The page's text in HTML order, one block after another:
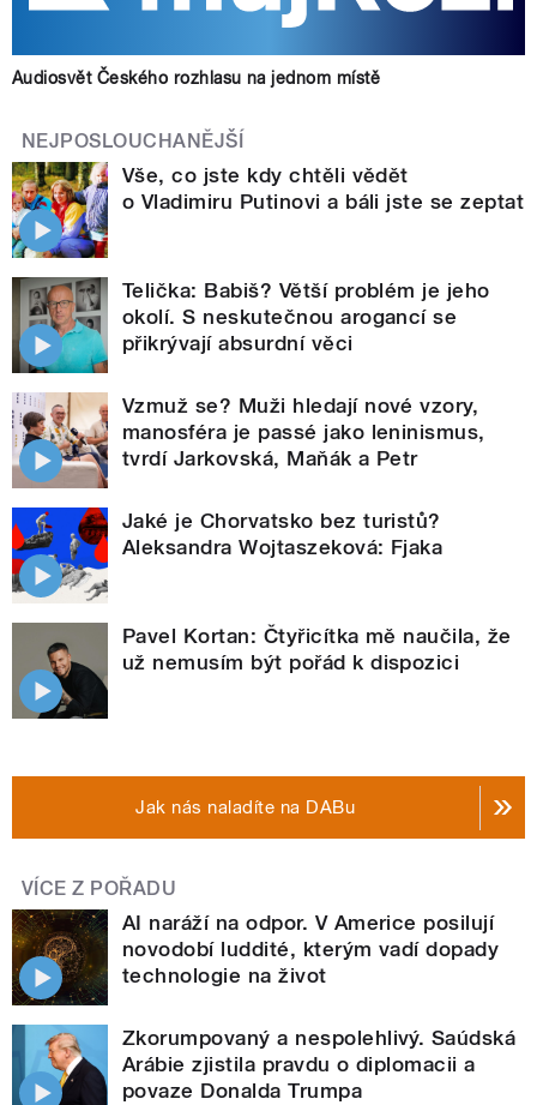
Audiosvět Českého rozhlasu na jednom místě
NEJPOSLOUCHANĚJŠÍ
Vše, co jste kdy chtěli vědět
o Vladimiru Putinovi a báli jste se zeptat
Telička: Babiš? Větší problém je jeho
okolí. S neskutečnou arogancí se
přikrývají absurdní věci
Vzmuž se? Muži hledají nové vzory,
manosféra je passé jako leninismus,
tvrdí Jarkovská, Maňák a Petr
Jaké je Chorvatsko bez turistů?
Aleksandra Wojtaszeková: Fjaka
Pavel Kortan: Čtyřicítka mě naučila, že
už nemusím být pořád k dispozici
Jak nás naladíte na DABu
VÍCE Z POŘADU
AI naráží na odpor. V Americe posilují
novodobí luddité, kterým vadí dopady
technologie na život
Zkorumpovaný a nespolehlivý. Saúdská
Arábie zjistila pravdu o diplomacii a
povaze Donalda Trumpa